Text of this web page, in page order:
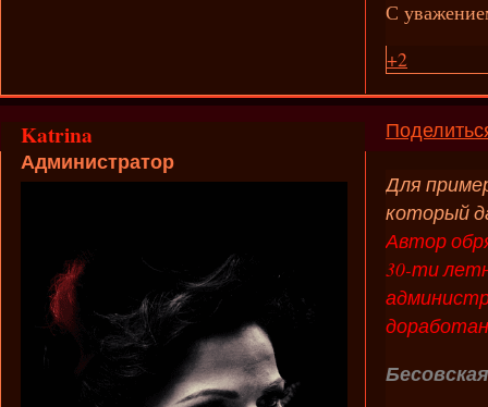
С
+2
Katrina
Администратор
Для
который
Автор
30-ти